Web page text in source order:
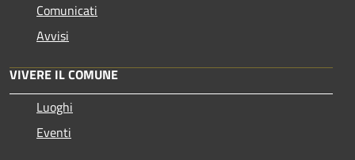
Comunicati
Avvisi
VIVERE IL COMUNE
Luoghi
Eventi